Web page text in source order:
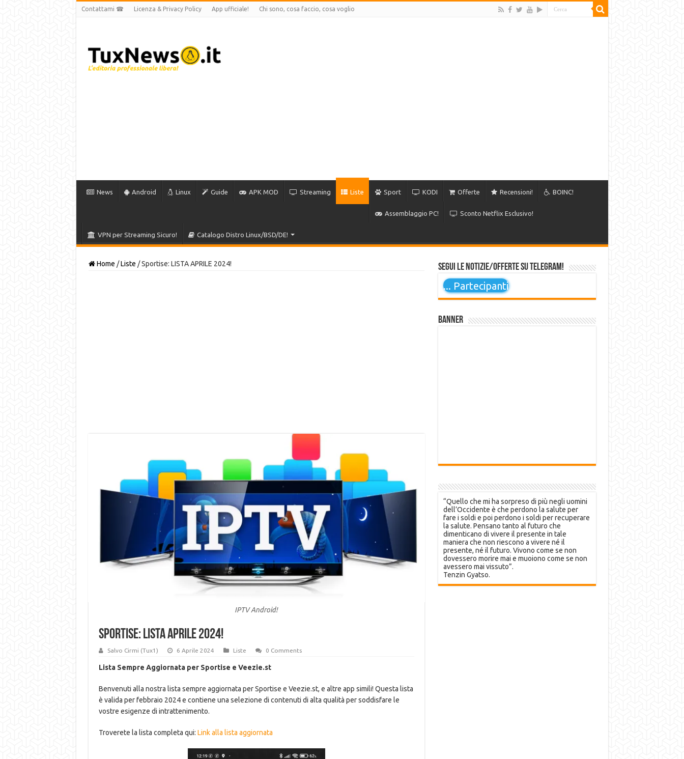
Contattami ☎ Licenza & Privacy Policy App ufficiale! Chi sono, cosa faccio, cosa voglio
News Android Linux Guide APK MOD Streaming Liste Sport KODI Offerte Recensioni! BOINC!
Assemblaggio PC! Sconto Netflix Esclusivo!
VPN per Streaming Sicuro! Catalogo Distro Linux/BSD/DE!
Home / Liste / Sportise: LISTA APRILE 2024!
IPTV Android!
Sportise: LISTA APRILE 2024!
Salvo Cirmi (Tux1) 6 Aprile 2024 Liste 0 Comments
Lista Sempre Aggiornata per Sportise e Veezie.st
Benvenuti alla nostra lista sempre aggiornata per Sportise e Veezie.st, e altre app simili! Questa lista
è valida per febbraio 2024 e contiene una selezione di contenuti di alta qualità per soddisfare le
vostre esigenze di intrattenimento.
Troverete la lista completa qui: Link alla lista aggiornata
Segui le notizie/offerte su Telegram!
... Partecipanti
Banner
“Quello che mi ha sorpreso di più negli uomini
dell’Occidente è che perdono la salute per
fare i soldi e poi perdono i soldi per recuperare
la salute. Pensano tanto al futuro che
dimenticano di vivere il presente in tale
maniera che non riescono a vivere né il
presente, né il futuro. Vivono come se non
dovessero morire mai e muoiono come se non
avessero mai vissuto”.
Tenzin Gyatso.